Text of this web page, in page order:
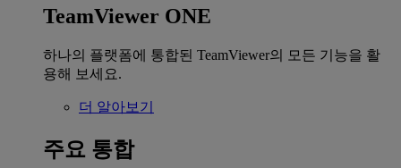
TeamViewer ONE
하나의 플랫폼에 통합된 TeamViewer의 모든 기능을 활
용해 보세요.
더 알아보기
주요 통합